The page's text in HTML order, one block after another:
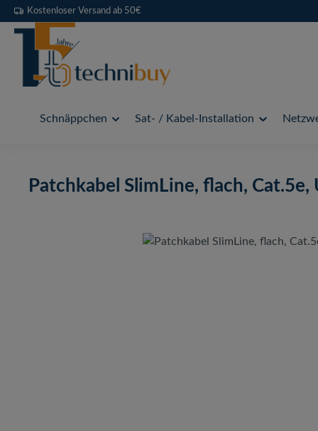
Hauptinhalt springen
Zur Suche springen
Zur Hauptnavigation springen
Kostenloser Versand ab 50€
Schnäppchen Sat- / Kabel-Installation
Patchkabel SlimLine, flach,
Bildergalerie überspringen